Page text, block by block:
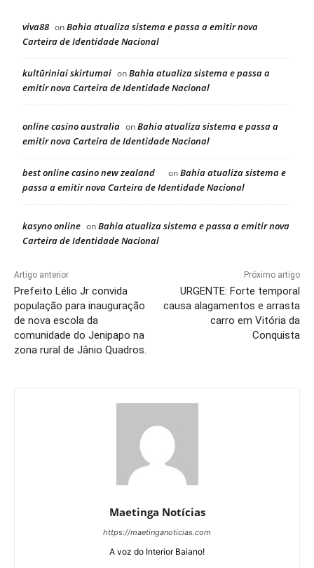
viva88 onBahia atualiza sistema e passa a emitir nova
Carteira de Identidade Nacional
kultūriniai skirtumai onBahia atualiza sistema e passa a
emitir nova Carteira de Identidade Nacional
online casino australia onBahia atualiza sistema e passa a
emitir nova Carteira de Identidade Nacional
best online casino new zealand onBahia atualiza sistema e
passa a emitir nova Carteira de Identidade Nacional
kasyno online onBahia atualiza sistema e passa a emitir nova
Carteira de Identidade Nacional
Artigo anterior
Prefeito Lélio Jr convida
população para inauguração
de nova escola da
comunidade do Jenipapo na
zona rural de Jânio Quadros.
Próximo artigo
URGENTE: Forte temporal
causa alagamentos e arrasta
carro em Vitória da
Conquista
Maetinga Notícias
https://maetinganoticias.com
A voz do Interior Baiano!